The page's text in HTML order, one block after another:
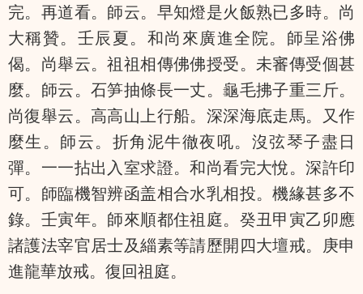
完。再道看。師云。早知燈是火飯熟已多時。尚
大稱贊。壬辰夏。和尚來廣進全院。師呈浴佛
偈。尚舉云。祖祖相傳佛佛授受。未審傳受個甚
麼。師云。石笋抽條長一丈。龜毛拂子重三斤。
尚復舉云。高高山上行船。深深海底走馬。又作
麼生。師云。折角泥牛徹夜吼。沒弦琴子盡日
彈。一一拈出入室求證。和尚看完大悅。深許印
可。師臨機智辨函盖相合水乳相投。機緣甚多不
錄。壬寅年。師來順都住祖庭。癸丑甲寅乙卯應
諸護法宰官居士及緇素等請歷開四大壇戒。庚申
進龍華放戒。復回祖庭。